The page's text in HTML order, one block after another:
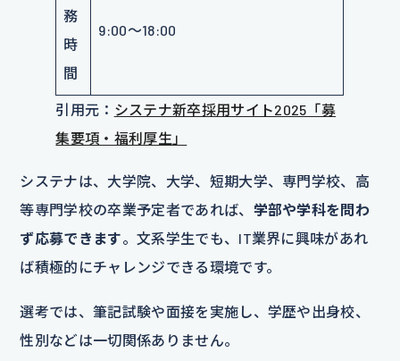
務
時
間
9:00～18:00
引用元： システナ新卒採用サイト2025「募
集要項・福利厚生」
システナは、大学院、大学、短期大学、専門学校、高
等専門学校の卒業予定者であれば、 学部や学科を問わ
ず応募できます。文系学生でも、IT業界に興味があれ
ば積極的にチャレンジできる環境です。
選考では、筆記試験や面接を実施し、学歴や出身校、
性別などは一切関係ありません。